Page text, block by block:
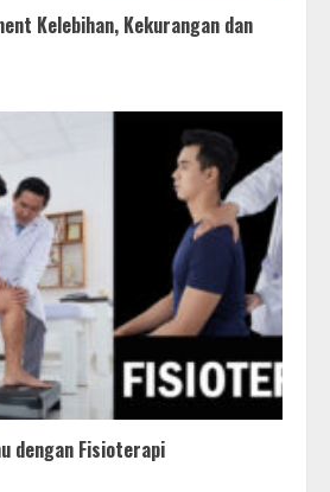
Kelebihan, Kekurangan dan
dengan Fisioterapi